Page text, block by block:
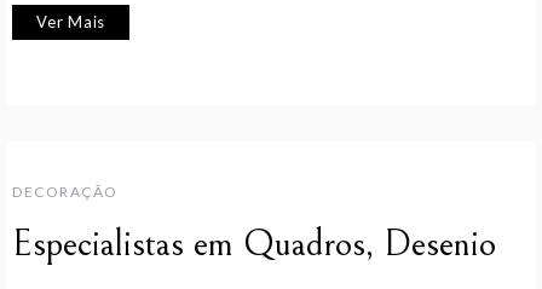
Ver Mais
DECORAÇÃO
Especialistas em Quadros, Desenio